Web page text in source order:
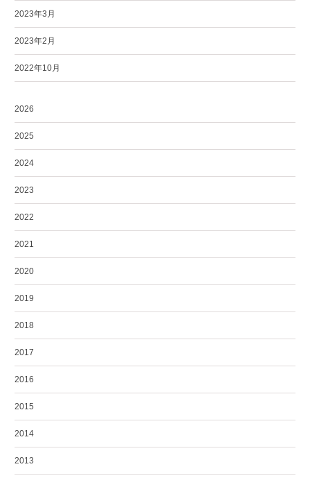
2023年3月
2023年2月
2022年10月
2026
2025
2024
2023
2022
2021
2020
2019
2018
2017
2016
2015
2014
2013